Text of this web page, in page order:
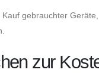
gebrauchter
zur